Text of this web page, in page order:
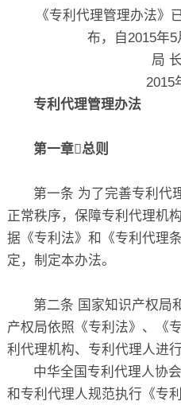
《专利代理管理办法》
布，自2015年5
局
2015
专利代理管理办法
第一章总则
第一条 为了完善专利代
正常秩序，保障专利代理机
据《专利法》和《专利代理
定，制定本办法。
第二条 国家知识产权局
产权局依照《专利法》、《
利代理机构、专利代理人进
中华全国专利代理人协
和专利代理人规范执行《专